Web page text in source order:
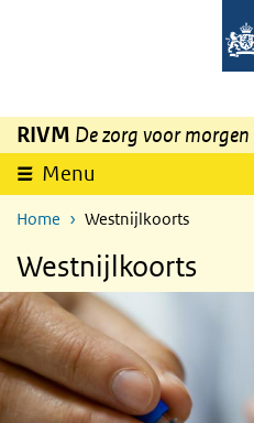
Overslaan en naar de inhoud gaan
RIVM De zorg voor morgen
Menu
Home Westnijlkoorts
Westnijlkoorts